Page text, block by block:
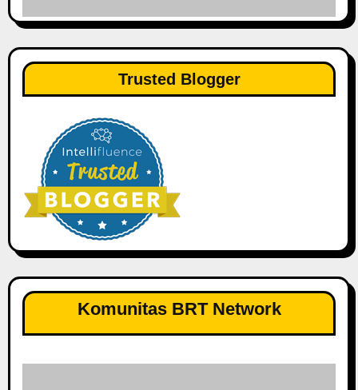
Trusted Blogger
Komunitas BRT Network